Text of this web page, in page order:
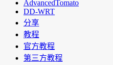
AdvancedTomato
DD-WRT
分享
教程
官方教程
第三方教程